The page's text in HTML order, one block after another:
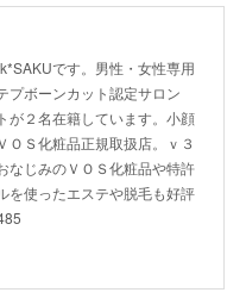
です。男性・女性専用
プボーンカット認定サロン
が２名在籍しています。小顔
ＯＳ化粧品正規取扱店。ｖ３
なじみのＶＯＳ化粧品や特許
を使ったエステや脱毛も好評